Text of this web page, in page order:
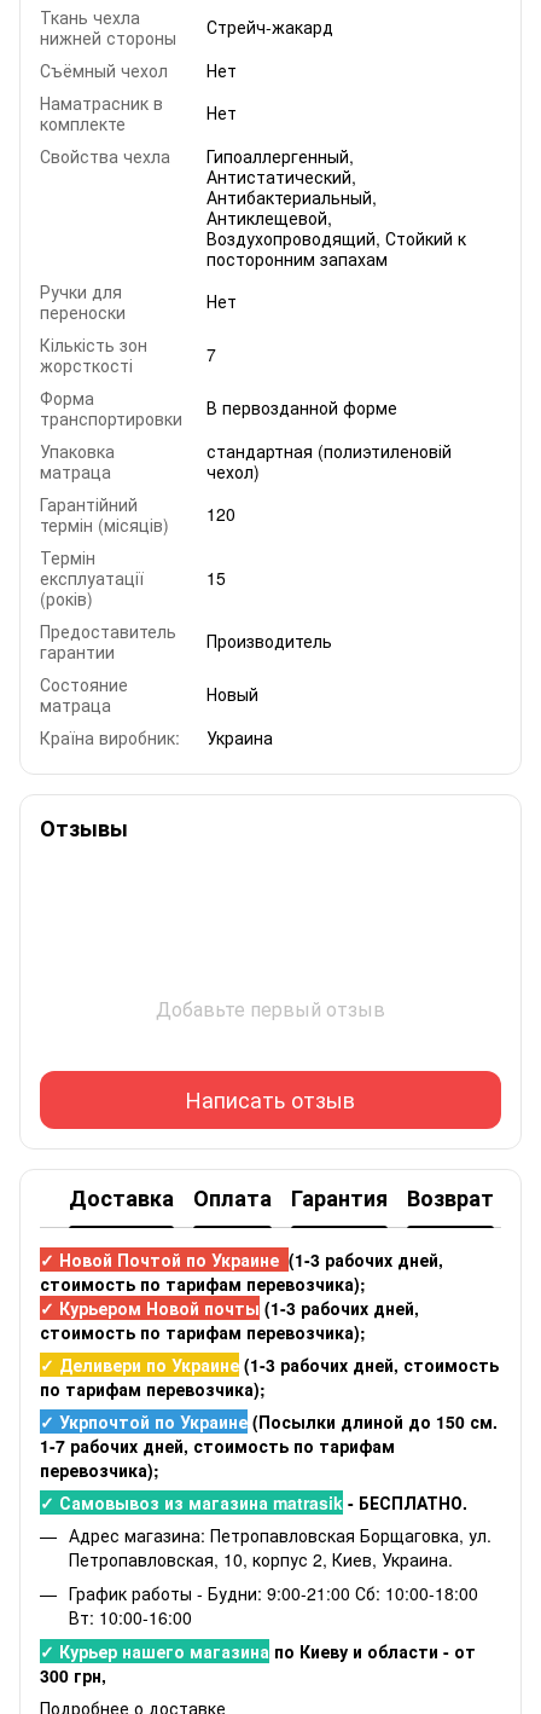
Ткань чехла
нижней стороны
Стрейч-жакард
Съёмный чехол
Нет
Наматрасник в
комплекте
Нет
Свойства чехла
Гипоаллергенный,
Антистатический,
Антибактериальный,
Антиклещевой,
Воздухопроводящий, Стойкий к
посторонним запахам
Ручки для
переноски
Нет
Кількість зон
жорсткості
7
Форма
транспортировки
В первозданной форме
Упаковка
матраца
стандартная (полиэтиленовій
чехол)
Гарантійний
термін (місяців)
120
Термін
експлуатації
(років)
15
Предоставитель
гарантии
Производитель
Состояние
матраца
Новый
Країна виробник:
Украина
Отзывы
Добавьте первый отзыв
Написать отзыв
Доставка Оплата Гарантия Возврат
✓ Новой Почтой по Украине (1-3 рабочих дней,
стоимость по тарифам перевозчика);
✓ Курьером Новой почты (1-3 рабочих дней,
стоимость по тарифам перевозчика);
✓ Деливери по Украине (1-3 рабочих дней, стоимость
по тарифам перевозчика);
✓ Укрпочтой по Украине (Посылки длиной до 150 см.
1-7 рабочих дней, стоимость по тарифам
перевозчика);
✓ Самовывоз из магазина matrasik - БЕСПЛАТНО.
Адрес магазина: Петропавловская Борщаговка, ул.
Петропавловская, 10, корпус 2, Киев, Украина.
График работы - Будни: 9:00-21:00 Сб: 10:00-18:00
Вт: 10:00-16:00
✓ Курьер нашего магазина по Киеву и области - от
300 грн,
Подробнее о доставке